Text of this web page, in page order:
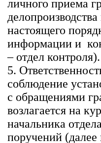
личного приема
настоящего
информации и
– отдел контроля).
5.
соблюдение
с обращениями
возлагается на
начальника
поручений (далее